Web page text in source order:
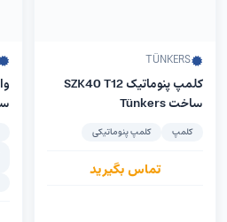
TÜNKERS
کلمپ پنوماتیک SZK40 T12
ساخت Tünkers
کلمپ کلمپ پنوماتیکی
تماس بگیرید